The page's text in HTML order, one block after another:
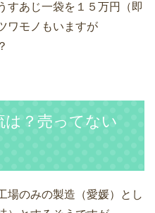
すあじ一袋を１５万円（即
ワモノもいますが
？売ってない
場のみの製造（愛媛）とし